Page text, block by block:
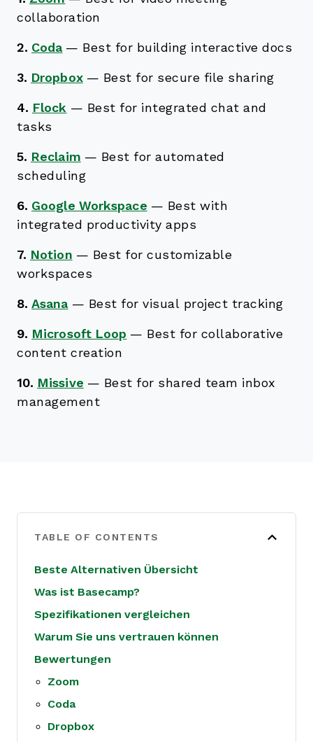
collaboration
2. Coda — Best for building interactive docs
3. Dropbox — Best for secure file sharing
4. Flock — Best for integrated chat and
tasks
5. Reclaim — Best for automated
scheduling
6. Google Workspace — Best with
integrated productivity apps
7. Notion — Best for customizable
workspaces
8. Asana — Best for visual project tracking
9. Microsoft Loop — Best for collaborative
content creation
10. Missive — Best for shared team inbox
management
TABLE OF CONTENTS
Beste Alternativen Übersicht
Was ist Basecamp?
Spezifikationen vergleichen
Warum Sie uns vertrauen können
Bewertungen
Zoom
Coda
Dropbox